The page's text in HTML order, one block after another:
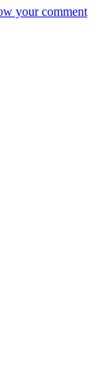
your comment